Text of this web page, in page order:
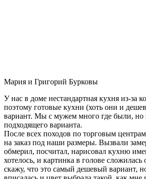
Мария и Григорий Бурковы
У нас в доме нестандартная кухня из-за
поэтому готовые кухни (хоть они и
вариант. Мы с мужем много где были, но
подходящего варианта.
После всех походов по торговым
на заказ под наши размеры. Вызвали
обмерил, посчитал, нарисовал кухню
хотелось, и картинка в голове сложилась
скажу, что это самый дешевый вариант,